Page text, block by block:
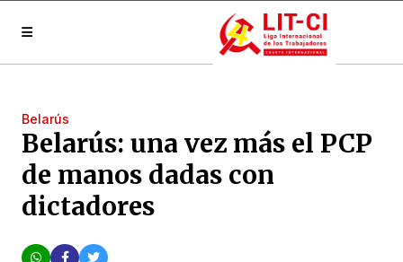
Belarús
Belarús: una vez más el PCP
de manos dadas con
dictadores